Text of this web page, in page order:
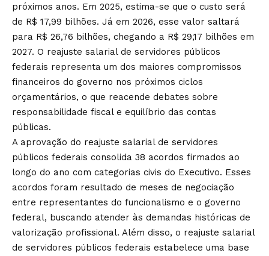
próximos anos. Em 2025, estima-se que o custo será
de R$ 17,99 bilhões. Já em 2026, esse valor saltará
para R$ 26,76 bilhões, chegando a R$ 29,17 bilhões em
2027. O reajuste salarial de servidores públicos
federais representa um dos maiores compromissos
financeiros do governo nos próximos ciclos
orçamentários, o que reacende debates sobre
responsabilidade fiscal e equilíbrio das contas
públicas.
A aprovação do reajuste salarial de servidores
públicos federais consolida 38 acordos firmados ao
longo do ano com categorias civis do Executivo. Esses
acordos foram resultado de meses de negociação
entre representantes do funcionalismo e o governo
federal, buscando atender às demandas históricas de
valorização profissional. Além disso, o reajuste salarial
de servidores públicos federais estabelece uma base